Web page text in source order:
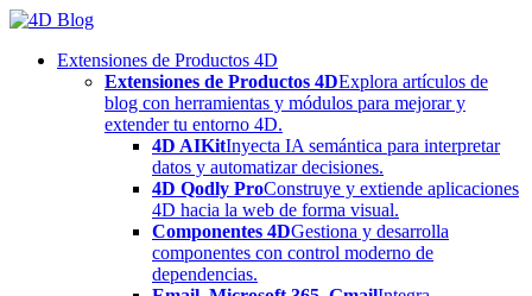
Skip
contentExtensiones de Productos 4D
Extensiones de Productos 4DExplora artículos de
blog con herramientas y módulos para mejorar y
extender tu entorno 4D.
4D AIKitInyecta IA semántica para interpretar
datos y automatizar decisiones.
4D Qodly ProConstruye y extiende aplicaciones
4D hacia la web de forma visual.
Componentes 4DGestiona y desarrolla
componentes con control moderno de
dependencias.